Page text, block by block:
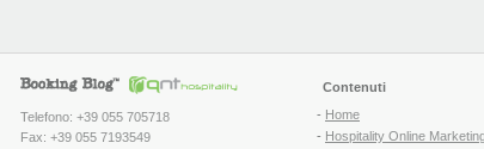
Telefono: +39 055 705718
Fax: +39 055 7193549
Contenuti
- Home
- Hospitality Online